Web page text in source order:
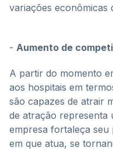
variações econômicas
- Aumento de
A partir do momento
aos hospitais em
são capazes de atrair
de atração representa
empresa fortaleça seu
em que atua, se